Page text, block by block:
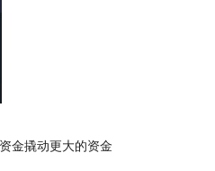
金撬动更大的资金